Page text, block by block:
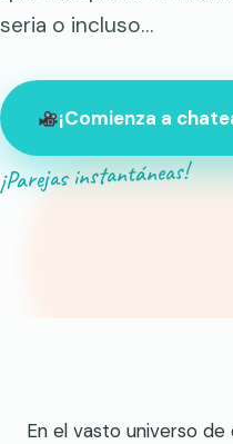
seria o incluso…
¡Comienza a
¡Parejas instantáneas!
En el vasto universo de